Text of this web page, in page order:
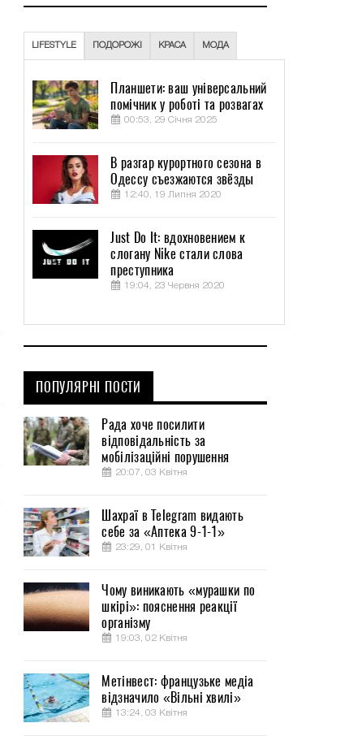
LIFESTYLE ПОДОРОЖІ КРАСА МОДА
Планшети: ваш універсальний
помічник у роботі та розвагах
00:53, 29 Січня 2025
В разгар курортного сезона в
Одессу съезжаются звёзды
12:40, 19 Липня 2020
Just Do It: вдохновением к
слогану Nike стали слова
преступника
19:04, 23 Червня 2020
ПОПУЛЯРНІ ПОСТИ
Рада хоче посилити
відповідальність за
мобілізаційні порушення
20:07, 03 Квітня
Шахраї в Telegram видають
себе за «Аптека 9-1-1»
23:29, 01 Квітня
Чому виникають «мурашки по
шкірі»: пояснення реакції
організму
19:03, 02 Квітня
Метінвест: французьке медіа
відзначило «Вільні хвилі»
13:24, 03 Квітня